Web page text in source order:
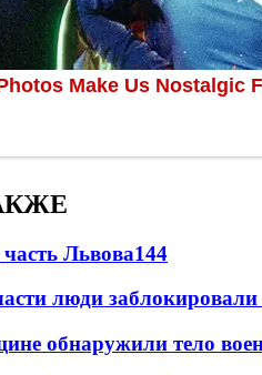
Львова144
люди заблокировали
обнаружили тело